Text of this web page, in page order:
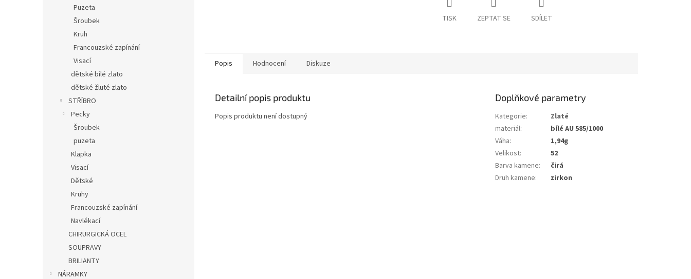
Puzeta
Šroubek
Kruh
Francouzské zapínání
Visací
dětské bílé zlato
dětské žluté zlato
STŘÍBRO
Pecky
Šroubek
puzeta
Klapka
Visací
Dětské
Kruhy
Francouzské zapínání
Navlékací
CHIRURGICKÁ OCEL
SOUPRAVY
BRILIANTY
NÁRAMKY
TISK ZEPTAT SE SDÍLET
Popis Hodnocení Diskuze
Detailní popis produktu
Popis produktu není dostupný
Doplňkové parametry
Kategorie:
Zlaté
materiál:
bílé AU 585/1000
Váha:
1,94g
Velikost:
52
Barva kamene:
čirá
Druh kamene: zirkon